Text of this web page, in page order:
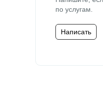
по услугам.
Написать